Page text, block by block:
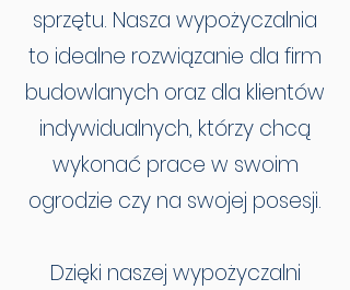
sprzętu. Nasza wypożyczalnia
to idealne rozwiązanie dla firm
budowlanych oraz dla klientów
indywidualnych, którzy chcą
wykonać prace w swoim
ogrodzie czy na swojej posesji.
Dzięki naszej wypożyczalni